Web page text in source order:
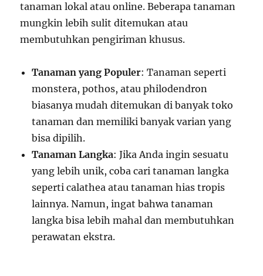
tanaman lokal atau online. Beberapa tanaman
mungkin lebih sulit ditemukan atau
membutuhkan pengiriman khusus.
Tanaman yang Populer: Tanaman seperti
monstera, pothos, atau philodendron
biasanya mudah ditemukan di banyak toko
tanaman dan memiliki banyak varian yang
bisa dipilih.
Tanaman Langka: Jika Anda ingin sesuatu
yang lebih unik, coba cari tanaman langka
seperti calathea atau tanaman hias tropis
lainnya. Namun, ingat bahwa tanaman
langka bisa lebih mahal dan membutuhkan
perawatan ekstra.